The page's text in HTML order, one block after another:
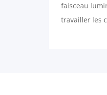
faisceau
travailler les